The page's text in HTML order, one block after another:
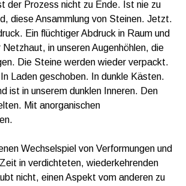
der Prozess nicht zu Ende. Ist nie zu
diese Ansammlung von Steinen. Jetzt.
Ein flüchtiger Abdruck in Raum und
in unseren Augenhöhlen, die
Die Steine werden wieder verpackt.
Laden geschoben. In dunkle Kästen.
ist in unserem dunklen Inneren. Den
Mit anorganischen
Wechselspiel von Verformungen und
in verdichteten, wiederkehrenden
nicht, einen Aspekt vom anderen zu